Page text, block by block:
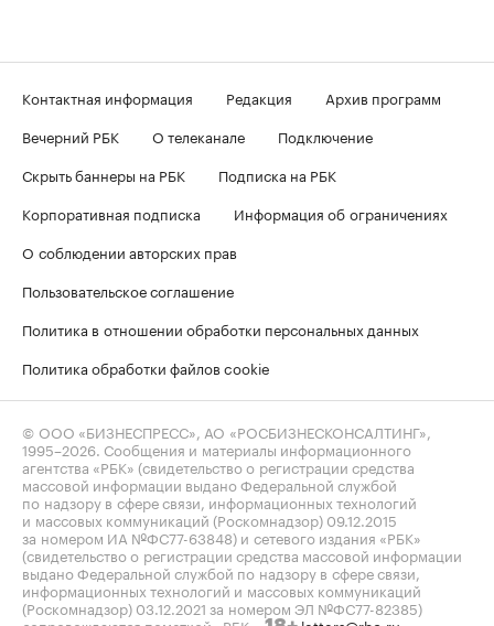
Контактная информация Редакция
Архив программ
Вечерний РБК
О телеканале
Подключение
Скрыть баннеры на РБК
Подписка на РБК
Корпоративная подписка
Информация об ограничениях
О соблюдении авторских прав
Пользовательское соглашение
Политика в отношении обработки персональных данных
Политика обработки файлов cookie
© ООО «БИЗНЕСПРЕСС», АО «РОСБИЗНЕСКОНСАЛТИНГ»,
1995–2026 . Сообщения и материалы информационного
агентства «РБК» (свидетельство о регистрации средства
массовой информации выдано Федеральной службой
по надзору в сфере связи, информационных технологий
и массовых коммуникаций (Роскомнадзор) 09.12.2015
за номером ИА №ФС77-63848) и сетевого издания «РБК»
(свидетельство о регистрации средства массовой информации
выдано Федеральной службой по надзору в сфере связи,
информационных технологий и массовых коммуникаций
(Роскомнадзор) 03.12.2021 за номером ЭЛ №ФС77-82385)